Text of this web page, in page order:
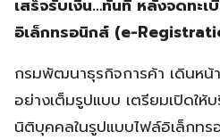
เสร็จรับเงิน…ทันที หลังจดทะ
อิเล็กทรอนิกส์ (e-
กรมพัฒนาธุรกิจการค้า เดินหน้
อย่างเต็มรูปแบบ เตรียมเปิดให้
นิติบุคคลในรูปแบบไฟล์อิเล็กทร